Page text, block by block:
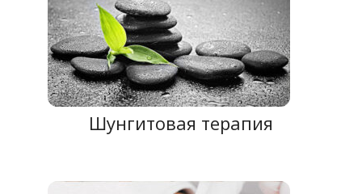
Шунгитовая терапия